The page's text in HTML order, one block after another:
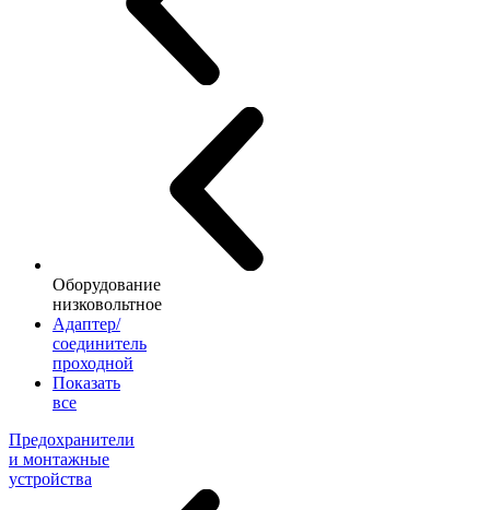
Оборудование
низковольтное
Адаптер/
соединитель
проходной
Показать
все
Предохранители
и монтажные
устройства